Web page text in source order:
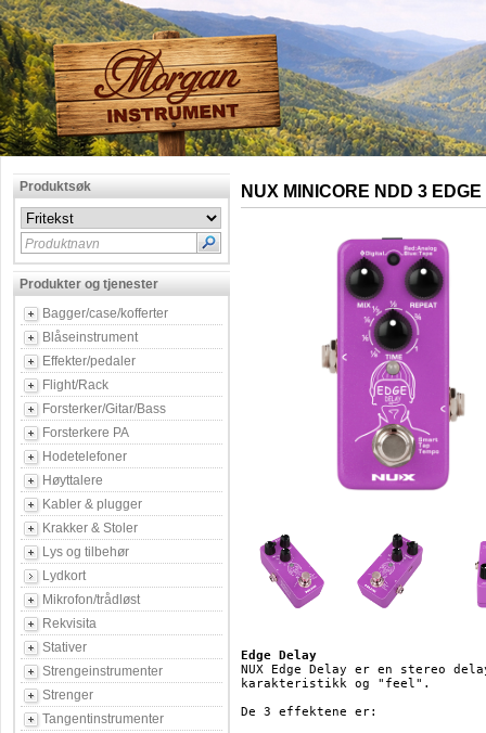
Produktsøk
Produktnavn
Produkter og tjenester
Bagger/case/kofferter
Blåseinstrument
Effekter/pedaler
Flight/Rack
Forsterker/Gitar/Bass
Forsterkere PA
Hodetelefoner
Høyttalere
Kabler & plugger
Krakker & Stoler
Lys og tilbehør
Lydkort
Mikrofon/trådløst
Rekvisita
Stativer
Strengeinstrumenter
Strenger
Tangentinstrumenter
NUX MINICORE NDD 3
Edge Delay
NUX Edge Delay er en stereo
karakteristikk og "feel".
De 3 effektene er: